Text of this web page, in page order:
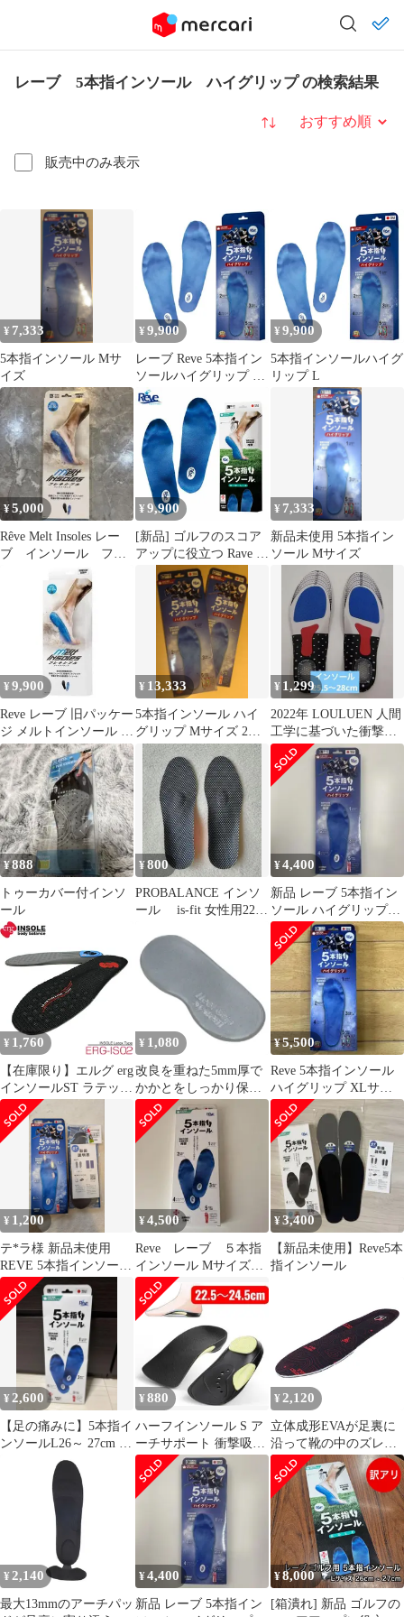
レーブ 5本指インソール ハイグリップ の検索結果
販売中のみ表示
並び替え
¥ 7,333
5本指インソール Mサ
イズ
¥ 9,900
レーブ Reve 5本指イン
ソールハイグリップ イ
ンソール 中敷 スパイク
¥ 9,900
5本指インソールハイグ
リップ L
¥5,000
Rêve Melt Insoles レー
ブ インソール フレ
キシブル XLサイズ
¥ 9,900
[新品] ゴルフのスコア
アップに役立つ Rave レ
ーブ ゴルフ用 5本指 イ
ンソール ブルー 男性
女性
¥ 7,333
新品未使用 5本指イン
ソール Mサイズ
¥ 9,900
Reve レーブ 旧パッケー
ジ メルトインソール フ
レキシブル 5本指イン
ソール XXL (JP:29-
30m)
¥ 13,333
5本指インソール ハイ
グリップ Mサイズ 2個
セット
¥ 1,299
2022年 LOULUEN 人間
工学に基づいた衝撃吸
収インソール、消臭加
工
¥888
トゥーカバー付インソ
ール
¥800
PROBALANCE インソ
ール is-fit 女性用22.0
¥4,400
新品 レーブ 5本指イン
ソール ハイグリップ
L(26-27.0cm)
¥ 1,760
【在庫限り】エルグ erg
インソールST ラテック
スタイプ ERG-IS02
【シューズ中敷き ゴル
フ スポーツ ボディバラ
ンス 低反発 男女兼用】
【ネコポス】
¥ 1,080
改良を重ねた5mm厚で
かかとをしっかり保持
プロフィットイン ヒー
ルグリップシステム か
かと脱げ防止用パッド
クリアー
¥5,500
Reve 5本指インソール
ハイグリップ XLサイ
ズ
¥ 1,200
テ*ラ様 新品未使用
REVE 5本指インソール
ハイグリップ XLサイ
ズ ブルー
¥4,500
Reve レーブ ５本指
インソール Mサイズ
24.5〜25.5
¥3,400
【新品未使用】Reve5本
指インソール
¥ 2,600
【足の痛みに】5本指イ
ンソールL26～ 27cm 外
反母趾偏平足 Reve
¥ 880
ハーフインソール S ア
ーチサポート 衝撃吸収
中敷き GEL JIS認証 通
気
¥ 2,120
立体成形EVAが足裏に
沿って靴の中のズレを
抑える 喜多 スチールプ
ロテクトインソール 踏
貫防止 L 25.5～26.0cm
ブラック No6980
¥ 2,140
最大13mmのアーチパッ
¥4,400
新品 レーブ 5本指イン
¥8,000
[箱潰れ] 新品 ゴルフの